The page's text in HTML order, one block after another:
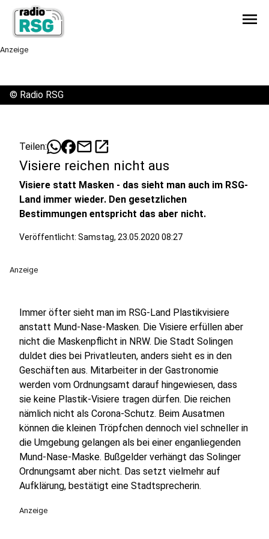
menu
Anzeige
© Radio RSG
Teilen: mailopen_in_new
Visiere reichen nicht aus
Visiere statt Masken - das sieht man auch im RSG-
Land immer wieder. Den gesetzlichen
Bestimmungen entspricht das aber nicht.
Veröffentlicht: Samstag, 23.05.2020 08:27
Anzeige
Immer öfter sieht man im RSG-Land Plastikvisiere
anstatt Mund-Nase-Masken. Die Visiere erfüllen aber
nicht die Maskenpflicht in NRW. Die Stadt Solingen
duldet dies bei Privatleuten, anders sieht es in den
Geschäften aus. Mitarbeiter in der Gastronomie
werden vom Ordnungsamt darauf hingewiesen, dass
sie keine Plastik-Visiere tragen dürfen. Die reichen
nämlich nicht als Corona-Schutz. Beim Ausatmen
können die kleinen Tröpfchen dennoch viel schneller in
die Umgebung gelangen als bei einer enganliegenden
Mund-Nase-Maske. Bußgelder verhängt das Solinger
Ordnungsamt aber nicht. Das setzt vielmehr auf
Aufklärung, bestätigt eine Stadtsprecherin.
Anzeige